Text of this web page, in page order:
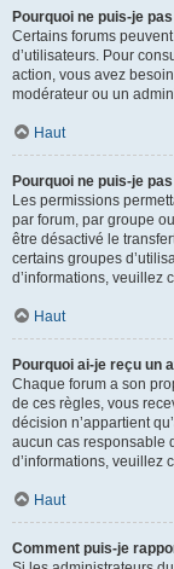
Pourquoi ne puis-je
Certains forums
d’utilisateurs. Pour
action, vous avez
modérateur ou un
Haut
Pourquoi ne puis-je
Les permissions
par forum, par groupe
être désactivé le
certains groupes
d’informations, veuillez
Haut
Pourquoi ai-je reçu un
Chaque forum a son
de ces règles, vous
décision n’appartient
aucun cas responsable
d’informations, veuillez
Haut
Comment puis-je